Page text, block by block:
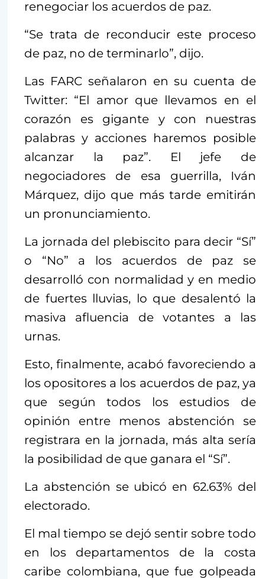
renegociar los acuerdos de paz.
“Se trata de reconducir este proceso
de paz, no de terminarlo”, dijo.
Las FARC señalaron en su cuenta de
Twitter: “El amor que llevamos en el
corazón es gigante y con nuestras
palabras y acciones haremos posible
alcanzar la paz”. El jefe de
negociadores de esa guerrilla, Iván
Márquez, dijo que más tarde emitirán
un pronunciamiento.
La jornada del plebiscito para decir “Sí”
o “No” a los acuerdos de paz se
desarrolló con normalidad y en medio
de fuertes lluvias, lo que desalentó la
masiva afluencia de votantes a las
urnas.
Esto, finalmente, acabó favoreciendo a
los opositores a los acuerdos de paz, ya
que según todos los estudios de
opinión entre menos abstención se
registrara en la jornada, más alta sería
la posibilidad de que ganara el “Sí”.
La abstención se ubicó en 62.63% del
electorado.
El mal tiempo se dejó sentir sobre todo
en los departamentos de la costa
caribe colombiana, que fue golpeada